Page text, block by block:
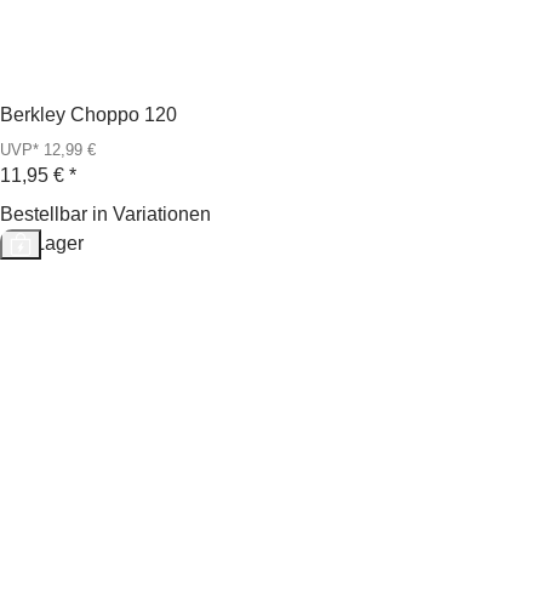
Berkley Choppo 120
UVP* 12,99 €
11,95 € *
Bestellbar in Variationen
Auf Lager